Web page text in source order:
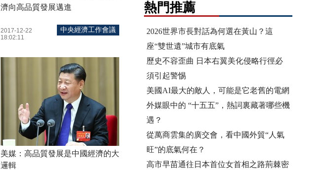
濟向高品質發展邁進
中央經濟工作會議
2017-12-22
18:02:11
美媒：高品質發展是中國經濟的大
邏輯
熱門推薦
2026世界市長對話為何選在黃山？這
座“雙世遺”城市有底氣
歷史不容歪曲 日本右翼美化侵略行徑必
須引起警惕
美國AI最大的敵人，可能是它老舊的電網
外媒眼中的 “十五五”，熱詞裏藏著哪些機
遇？
從萬商雲集的廣交會，看中國外貿“人氣
旺”的底氣何在？
高市早苗通往日本首位女首相之路荊棘密